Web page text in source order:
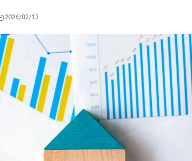
2026/02/13